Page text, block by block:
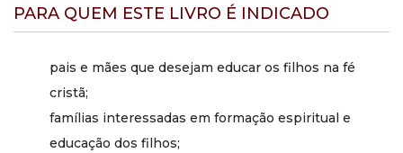
PARA QUEM ESTE LIVRO É INDICADO
pais e mães que desejam educar os filhos na fé
cristã;
famílias interessadas em formação espiritual e
educação dos filhos;